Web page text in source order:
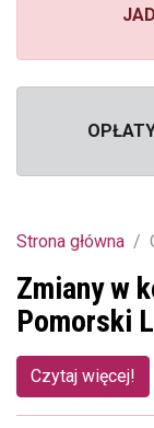
Strona główna
Zmiany w
Pomorski
Czytaj więcej!